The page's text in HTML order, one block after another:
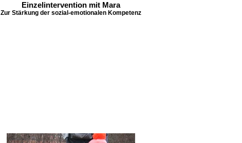
Einzelintervention mit Mara
Zur Stärkung der sozial-emotionalen Kompetenz